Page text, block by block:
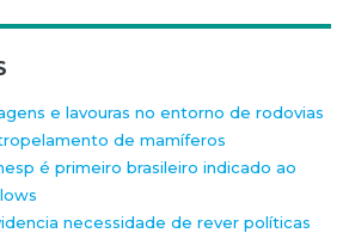
e lavouras no entorno de rodovias
de mamíferos
é primeiro brasileiro indicado ao
necessidade de rever políticas